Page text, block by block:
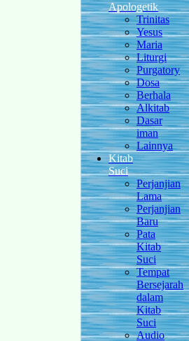
Apologetik
Trinitas
Yesus
Maria
Liturgi
Purgatory
Dosa
Berhala
Alkitab
Dasar
iman
Lainnya
Kitab
Suci
Perjanjian
Lama
Perjanjian
Baru
Pata
Kitab
Suci
Tempat
Bersejarah
dalam
Kitab
Suci
Audio